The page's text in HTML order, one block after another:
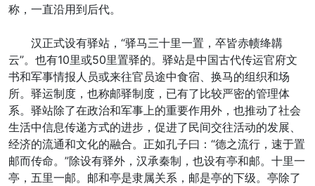
称，一直沿用到后代。
汉正式设有驿站，“驿马三十里一置，卒皆赤帻绛韝
云”。也有10里或50里置驿的。驿站是中国古代传运官府文
书和军事情报人员或来往官员途中食宿、换马的组织和场
所。驿运制度，也称邮驿制度，已有了比较严密的管理体
系。驿站除了在政治和军事上的重要作用外，也推动了社会
生活中信息传递方式的进步，促进了民间交往活动的发展、
经济的流通和文化的融合。正如孔子曰：“德之流行，速于置
邮而传命。”除设有驿外，汉承秦制，也设有亭和邮。十里一
亭，五里一邮。邮和亭是隶属关系，邮是亭的下级。亭除了